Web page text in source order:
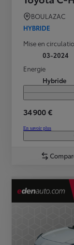
BOULAZAC
HYBRIDE
Mise en
03-2024
Energie
Hybride
34 900 €
En savoir plus